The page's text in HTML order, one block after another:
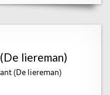
liereman)
(De liereman)